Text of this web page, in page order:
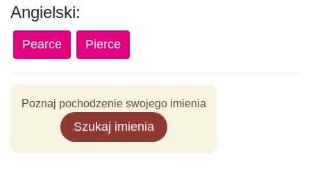
Angielski:
Pearce Pierce
Poznaj pochodzenie swojego imienia
Szukaj imienia